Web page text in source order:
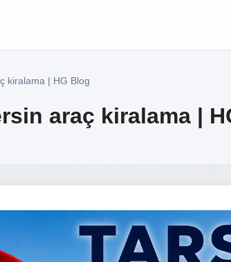
kiralama | HG Blog
araç kiralama |